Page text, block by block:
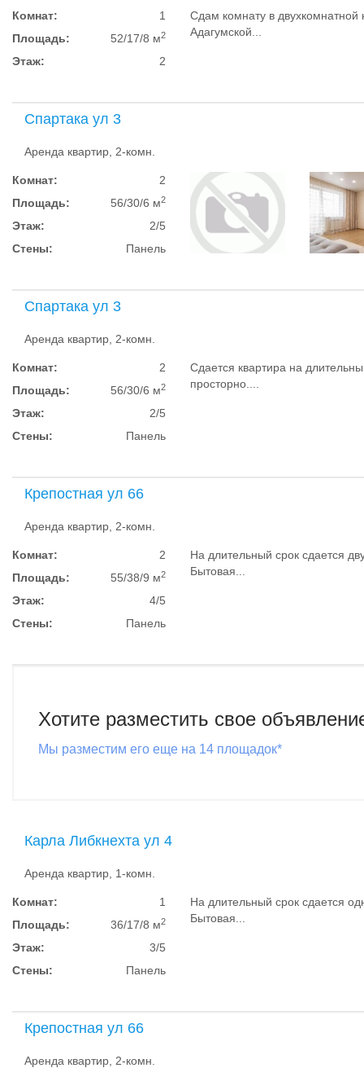
Комнат:
1
Площадь:
52/17/8 м2
Этаж: 2
Сдам комнату в двухкомнатной
Адагумской...
Спартака ул 3
Аренда квартир, 2-комн.
Комнат:
2
Площадь:
56/30/6 м2
Этаж:
2/5
Стены:
Панель
Спартака ул 3
Аренда квартир, 2-комн.
Комнат:
2
Площадь:
56/30/6 м2
Этаж:
2/5
Стены:
Панель
Сдается квартира на
просторно....
Крепостная ул 66
Аренда квартир, 2-комн.
Комнат:
2
Площадь:
55/38/9 м2
Этаж:
4/5
Стены:
Панель
На длительный срок сдается
Бытовая...
Хотите разместить свое
Мы разместим его еще на 14 площадок*
Карла Либкнехта ул 4
Аренда квартир, 1-комн.
Комнат:
1
Площадь:
36/17/8 м2
Этаж:
3/5
Стены:
Панель
На длительный срок сдается
Бытовая...
Крепостная ул 66
Аренда квартир, 2-комн.